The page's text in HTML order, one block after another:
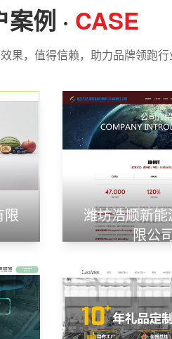
例 · CASE
果，值得信赖，助力品牌领跑
限
潍坊浩顺新
限公